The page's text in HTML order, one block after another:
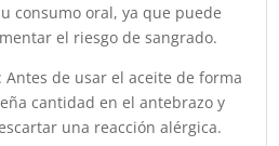
consumo oral, ya que puede
el riesgo de sangrado.
de usar el aceite de forma
cantidad en el antebrazo y
una reacción alérgica.